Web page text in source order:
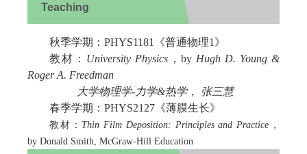
Teaching
秋季学期：PHYS1181《普通物理1》
教材： University Physics，by Hugh D. Young &
Roger A. Freedman
大学物理学-力学&热学， 张三慧
春季学期：PHYS2127《薄膜生长》
教材： Thin Film Deposition: Principles and Practice ，
by Donald Smith, McGraw-Hill Education